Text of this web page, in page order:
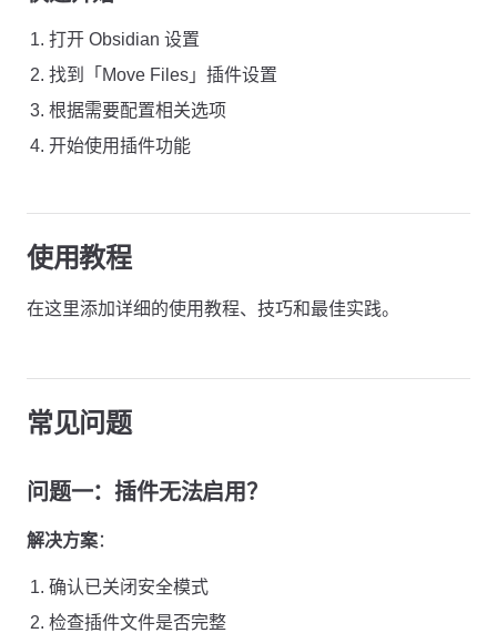
打开 Obsidian 设置
找到「Move Files」插件设置
根据需要配置相关选项
开始使用插件功能
使用教程
在这里添加详细的使用教程、技巧和最佳实践。
常见问题
问题一：插件无法启用？
解决方案：
确认已关闭安全模式
检查插件文件是否完整